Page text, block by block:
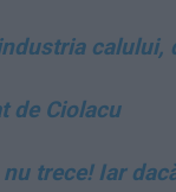
calului,
de Ciolacu
trece! Iar